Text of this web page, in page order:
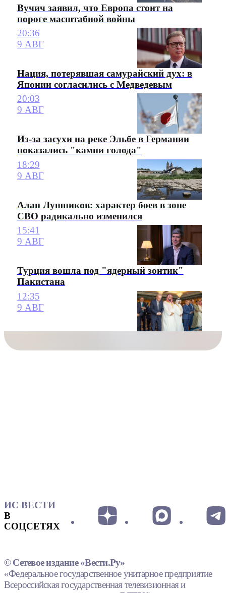
Вучич заявил, что Европа стоит на
пороге масштабной войны
20:36
9 АВГ
Нация, потерявшая самурайский дух: в
Японии согласились с Медведевым
20:03
9 АВГ
Из-за засухи на реке Эльбе в Германии
показались "камни голода"
18:29
9 АВГ
Алан Лушников: характер боев в зоне
СВО радикально изменился
15:41
9 АВГ
Турция вошла под "ядерный зонтик"
Пакистана
12:35
9 АВГ
ИС ВЕСТИ
В
СОЦСЕТЯХ
© Сетевое издание «Вести.Ру»
«Федеральное государственное унитарное предприятие
Всероссийская государственная телевизионная и